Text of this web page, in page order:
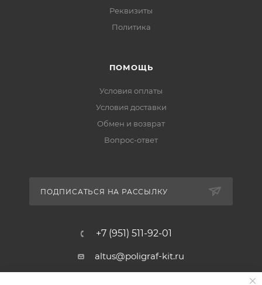
Реквизиты
Политика
ПОМОЩЬ
Условия оплаты
Условия доставки
Обмен и возврат
Вопрос-ответ
ПОДПИСАТЬСЯ НА РАССЫЛКУ
+7 (951) 511-92-01
altus@poligraf-kit.ru